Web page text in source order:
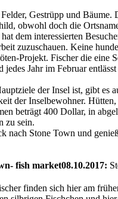
Gestrüpp und
obwohl doch die
dem interessierten
zuzuschauen. Keine
Projekt. Fischer die eine
jedes Jahr im Februar
der Insel ist, gibt es
der Inselbewohner.
beträgt 400 Dollar, in
zu sein.
nach Stone Town und
08.10.2017:
finden sich hier am